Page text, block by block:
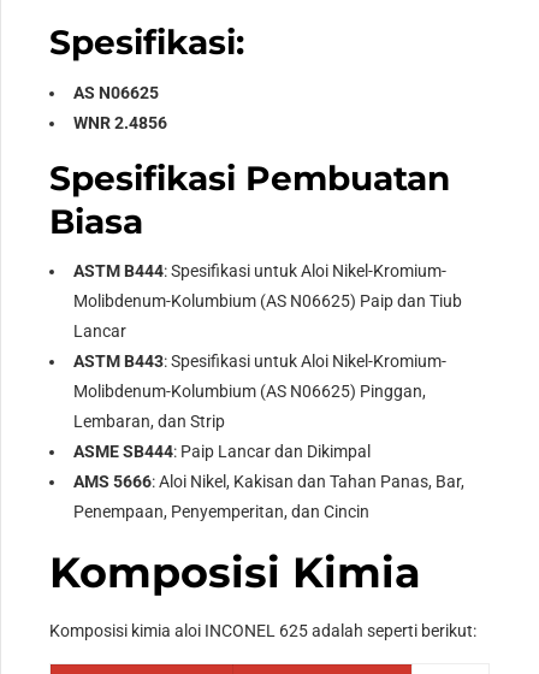
Spesifikasi:
AS N06625
WNR 2.4856
Spesifikasi Pembuatan
Biasa
ASTM B444: Spesifikasi untuk Aloi Nikel-Kromium-
Molibdenum-Kolumbium (AS N06625) Paip dan Tiub
Lancar
ASTM B443: Spesifikasi untuk Aloi Nikel-Kromium-
Molibdenum-Kolumbium (AS N06625) Pinggan,
Lembaran, dan Strip
ASME SB444: Paip Lancar dan Dikimpal
AMS 5666: Aloi Nikel, Kakisan dan Tahan Panas, Bar,
Penempaan, Penyemperitan, dan Cincin
Komposisi Kimia
Komposisi kimia aloi INCONEL 625 adalah seperti berikut: